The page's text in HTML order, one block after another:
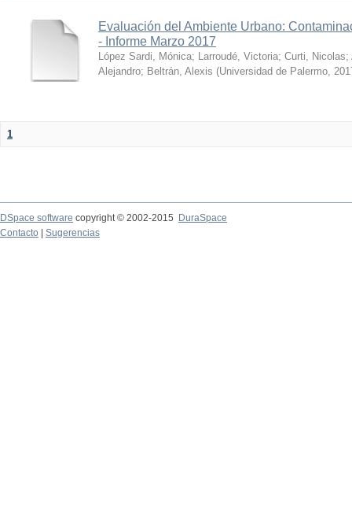
Evaluación del Ambiente Urbano:
- Informe Marzo 2017
López Sardi, Mónica; Larroudé, Victoria; Curti, Nicolas;
Alejandro; Beltrán, Alexis (Universidad de Palermo,
1
DSpace software copyright © 2002-2015
DuraSpace
Contacto
Sugerencias